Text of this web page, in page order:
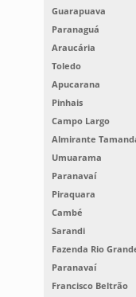
Guarapuava
Paranaguá
Araucária
Toledo
Apucarana
Pinhais
Campo Largo
Almirante
Umuarama
Paranavaí
Piraquara
Cambé
Sarandi
Fazenda Rio
Paranavaí
Francisco Beltrão